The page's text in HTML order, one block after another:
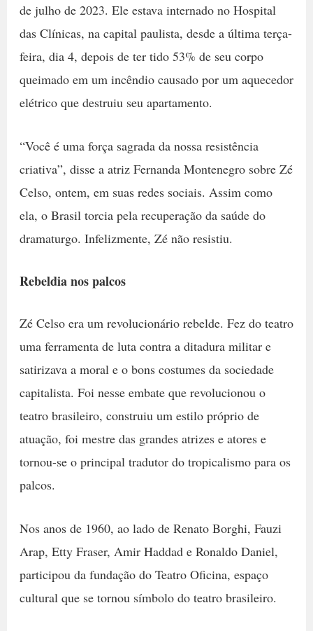
de julho de 2023. Ele estava internado no Hospital
das Clínicas, na capital paulista, desde a última terça-
feira, dia 4, depois de ter tido 53% de seu corpo
queimado em um incêndio causado por um aquecedor
elétrico que destruiu seu apartamento.
“Você é uma força sagrada da nossa resistência
criativa”, disse a atriz Fernanda Montenegro sobre Zé
Celso, ontem, em suas redes sociais. Assim como
ela, o Brasil torcia pela recuperação da saúde do
dramaturgo. Infelizmente, Zé não resistiu.
Rebeldia nos palcos
Zé Celso era um revolucionário rebelde. Fez do teatro
uma ferramenta de luta contra a ditadura militar e
satirizava a moral e o bons costumes da sociedade
capitalista. Foi nesse embate que revolucionou o
teatro brasileiro, construiu um estilo próprio de
atuação, foi mestre das grandes atrizes e atores e
tornou-se o principal tradutor do tropicalismo para os
palcos.
Nos anos de 1960, ao lado de Renato Borghi, Fauzi
Arap, Etty Fraser, Amir Haddad e Ronaldo Daniel,
participou da fundação do Teatro Oficina, espaço
cultural que se tornou símbolo do teatro brasileiro.